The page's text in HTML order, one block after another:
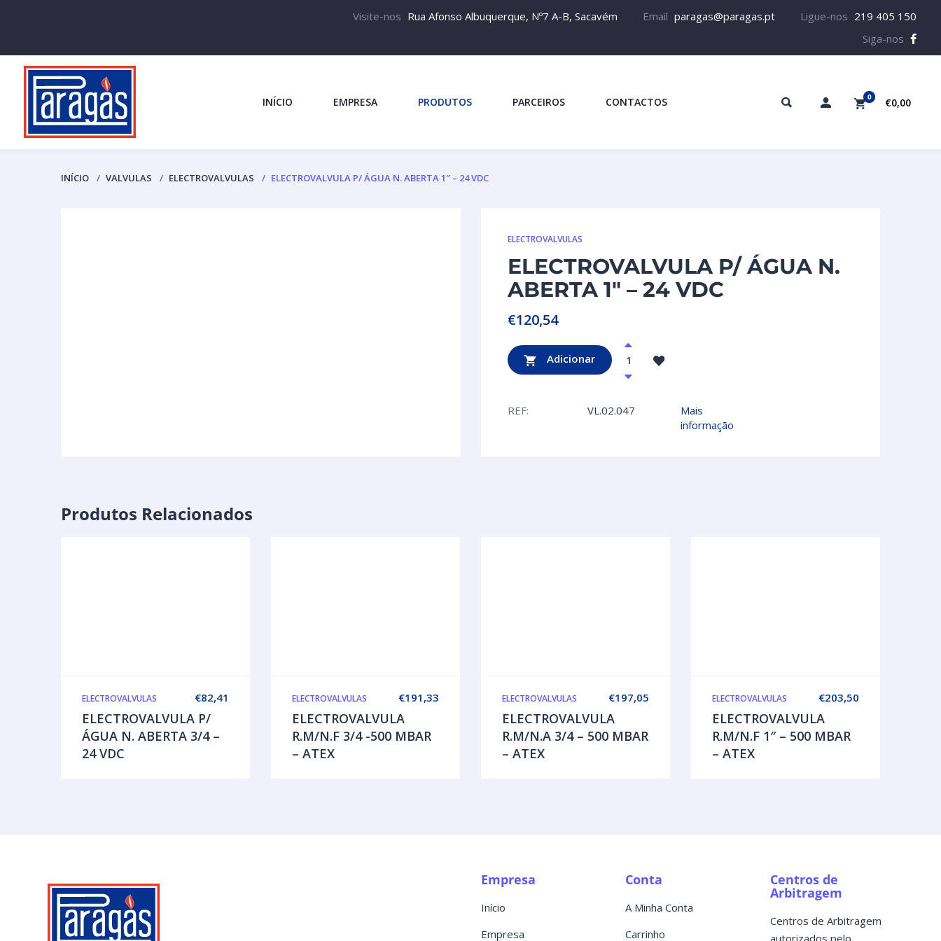
Visite-nos Rua Afonso Albuquerque, Nº7 A-B, Sacavém Email paragas@paragas.pt Ligue-nos 219 405 150
Siga-nos
INÍCIO EMPRESA PRODUTOS PARCEIROS CONTACTOS 0 €0,00
INÍCIO VALVULAS ELECTROVALVULAS ELECTROVALVULA P/ ÁGUA N. ABERTA 1″ – 24 VDC
ELECTROVALVULAS
ELECTROVALVULA P/ ÁGUA N.
ABERTA 1″ – 24 VDC
€120,54
Adicionar
REF: VL.02.047
Mais
informação
Produtos Relacionados
€82,41
ELECTROVALVULAS
ELECTROVALVULA P/
ÁGUA N. ABERTA 3/4 –
24 VDC
€191,33
ELECTROVALVULAS
ELECTROVALVULA
R.M/N.F 3/4 -500 MBAR
– ATEX
€197,05
ELECTROVALVULAS
ELECTROVALVULA
R.M/N.A 3/4 – 500 MBAR
– ATEX
€203,50
ELECTROVALVULAS
ELECTROVALVULA
R.M/N.F 1″ – 500 MBAR
– ATEX
Empresa
Início
Empresa
Conta
A Minha Conta
Carrinho
Centros de
Arbitragem
Centros de Arbitragem
autorizados pelo